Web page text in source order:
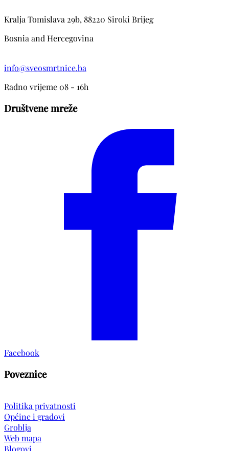
Kralja Tomislava 29b, 88220 Siroki Brijeg
Bosnia and Hercegovina
info@sveosmrtnice.ba
Radno vrijeme 08 - 16h
Društvene mreže
Facebook
Poveznice
Politika privatnosti
Općine i gradovi
Groblja
Web mapa